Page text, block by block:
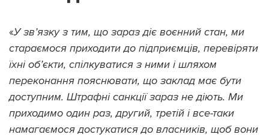
«У зв’язку з тим, що зараз діє воєнний стан, ми
стараємося приходити до підприємців, перевіряти
їхні об’єкти, спілкуватися з ними і шляхом
переконання пояснювати, що заклад має бути
доступним. Штрафні санкції зараз не діють. Ми
приходимо один раз, другий, третій і все-таки
намагаємося достукатися до власників, щоб вони